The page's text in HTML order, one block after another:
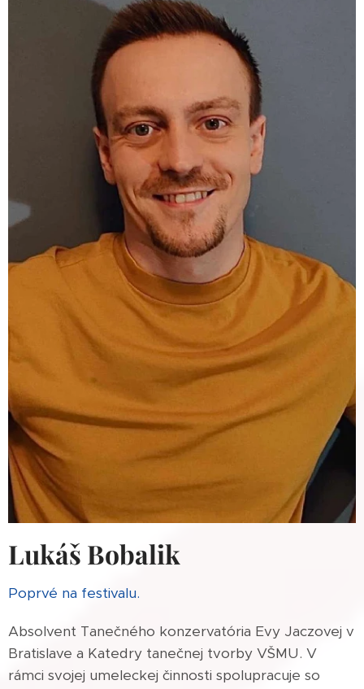
Lukáš Bobalik
Poprvé na festivalu.
Absolvent Tanečného konzervatória Evy Jaczovej v
Bratislave a Katedry tanečnej tvorby VŠMU. V
rámci svojej umeleckej činnosti spolupracuje so